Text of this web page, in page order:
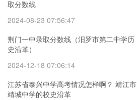
取分数线
2024-08-23 07:56:47
荆门一中录取分数线（汨罗市第二中学历
史沿革）
2024-12-18 07:06:14
江苏省泰兴中学高考情况怎样啊？ 靖江市
靖城中学的校史沿革